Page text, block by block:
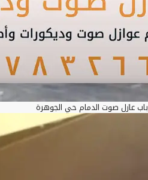
باب عازل صوت الدمام حي الجوهرة